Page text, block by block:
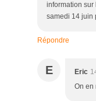
information sur
samedi 14 juin
Répondre
E Eric
On en